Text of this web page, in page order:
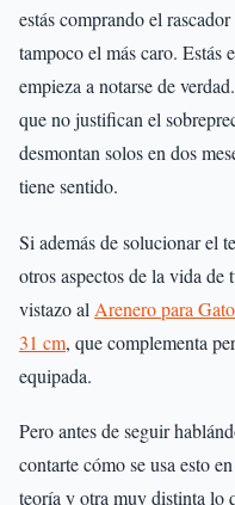
estás comprando el
tampoco el más caro. Estás
empieza a notarse de
que no justifican el
desmontan solos en dos
tiene sentido.
Si además de solucionar el
otros aspectos de la vida de
vistazo al Arenero para
31 cm, que complementa
equipada.
Pero antes de seguir
contarte cómo se usa esto
teoría y otra muy distinta lo